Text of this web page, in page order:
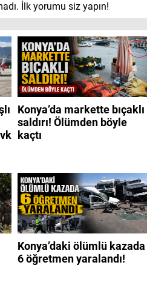
İlk yorumu siz yapın!
Konya’da markette bıçaklı
saldırı! Ölümden böyle
kaçtı
Konya’daki ölümlü kazada
6 öğretmen yaralandı!